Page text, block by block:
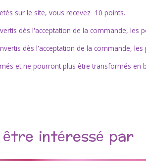
sur le site, vous recevez 10 points.
dès l'acceptation de la commande,
dès l'acceptation de la commande,
et ne pourront plus être transformés en
intéressé par